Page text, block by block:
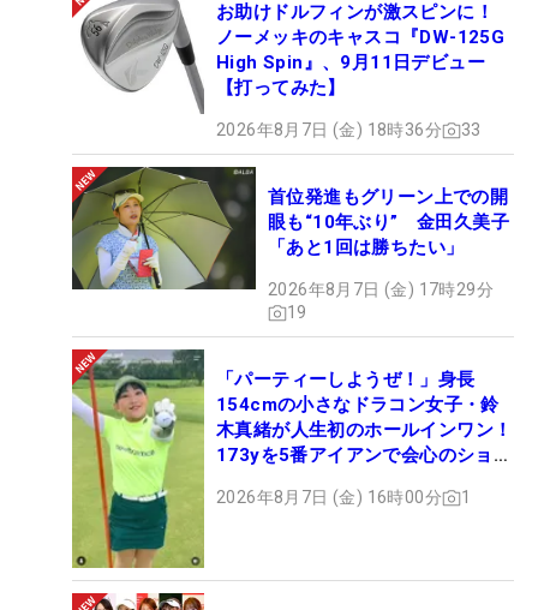
お助けドルフィンが激スピンに！
ノーメッキのキャスコ『DW-125G
High Spin』、9月11日デビュー
【打ってみた】
2026年8月7日 (金) 18時36分 33
首位発進もグリーン上での開
眼も“10年ぶり” 金田久美子
「あと1回は勝ちたい」
2026年8月7日 (金) 17時29分
19
「パーティーしようぜ！」身長
154cmの小さなドラコン女子・鈴
木真緒が人生初のホールインワン！
173yを5番アイアンで会心のショッ
2026年8月7日 (金) 16時00分 1